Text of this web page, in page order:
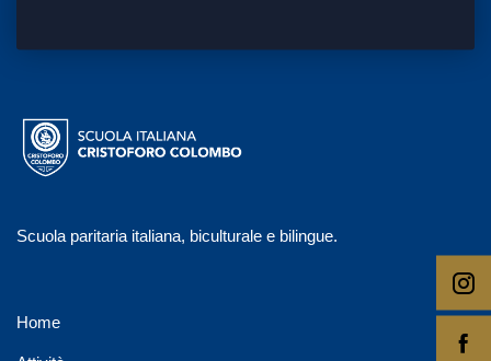
Scuola paritaria italiana, biculturale e bilingue.
Home